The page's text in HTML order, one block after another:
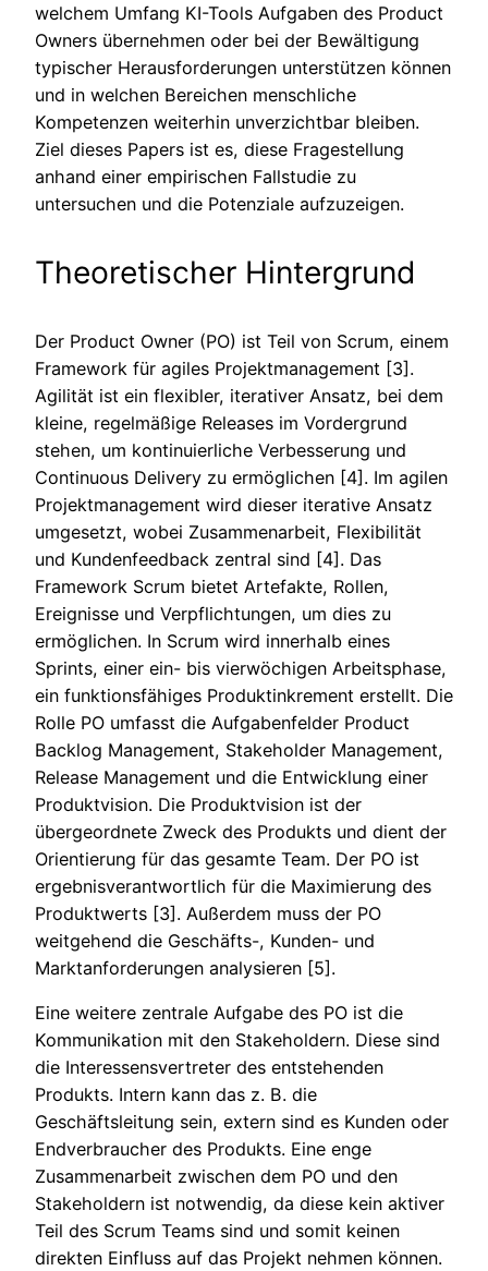
welchem Umfang KI-Tools Aufgaben des Product
Owners übernehmen oder bei der Bewältigung
typischer Herausforderungen unterstützen können
und in welchen Bereichen menschliche
Kompetenzen weiterhin unverzichtbar bleiben.
Ziel dieses Papers ist es, diese Fragestellung
anhand einer empirischen Fallstudie zu
untersuchen und die Potenziale aufzuzeigen.
Theoretischer Hintergrund
Der Product Owner (PO) ist Teil von Scrum, einem
Framework für agiles Projektmanagement [3].
Agilität ist ein flexibler, iterativer Ansatz, bei dem
kleine, regelmäßige Releases im Vordergrund
stehen, um kontinuierliche Verbesserung und
Continuous Delivery zu ermöglichen [4]. Im agilen
Projektmanagement wird dieser iterative Ansatz
umgesetzt, wobei Zusammenarbeit, Flexibilität
und Kundenfeedback zentral sind [4]. Das
Framework Scrum bietet Artefakte, Rollen,
Ereignisse und Verpflichtungen, um dies zu
ermöglichen. In Scrum wird innerhalb eines
Sprints, einer ein- bis vierwöchigen Arbeitsphase,
ein funktionsfähiges Produktinkrement erstellt. Die
Rolle PO umfasst die Aufgabenfelder Product
Backlog Management, Stakeholder Management,
Release Management und die Entwicklung einer
Produktvision. Die Produktvision ist der
übergeordnete Zweck des Produkts und dient der
Orientierung für das gesamte Team. Der PO ist
ergebnisverantwortlich für die Maximierung des
Produktwerts [3]. Außerdem muss der PO
weitgehend die Geschäfts-, Kunden- und
Marktanforderungen analysieren [5].
Eine weitere zentrale Aufgabe des PO ist die
Kommunikation mit den Stakeholdern. Diese sind
die Interessensvertreter des entstehenden
Produkts. Intern kann das z. B. die
Geschäftsleitung sein, extern sind es Kunden oder
Endverbraucher des Produkts. Eine enge
Zusammenarbeit zwischen dem PO und den
Stakeholdern ist notwendig, da diese kein aktiver
Teil des Scrum Teams sind und somit keinen
direkten Einfluss auf das Projekt nehmen können.